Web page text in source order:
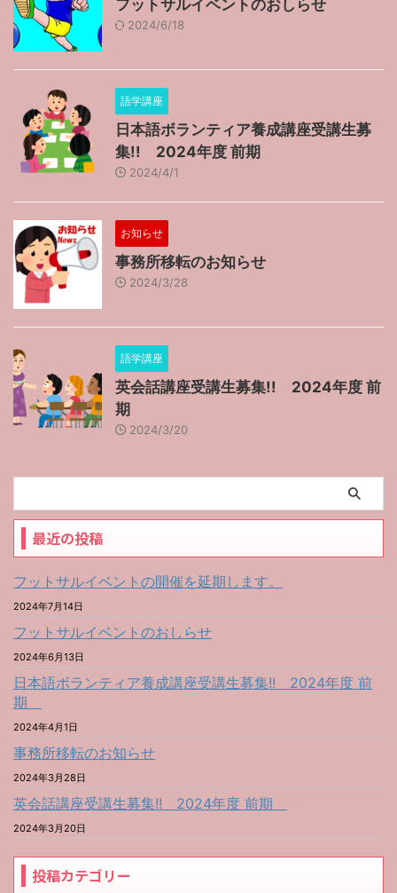
フットサルイベントのおしらせ
2024/6/18
語学講座
日本語ボランティア養成講座受講生募
集!! 2024年度 前期
2024/4/1
お知らせ
事務所移転のお知らせ
2024/3/28
語学講座
英会話講座受講生募集!! 2024年度 前
期
2024/3/20
最近の投稿
フットサルイベントの開催を延期します。
2024年7月14日
フットサルイベントのおしらせ
2024年6月13日
日本語ボランティア養成講座受講生募集!! 2024年度 前
期
2024年4月1日
事務所移転のお知らせ
2024年3月28日
英会話講座受講生募集!! 2024年度 前期
2024年3月20日
投稿カテゴリー